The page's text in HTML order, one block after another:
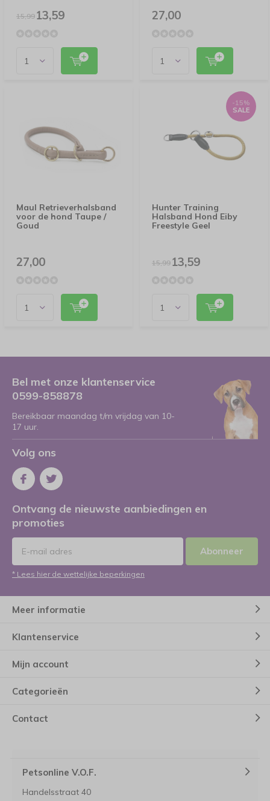
15,9913,59 27,00
Maul Retrieverhalsband
voor de hond Taupe /
Goud
27,00
Hunter Training
Halsband Hond Eiby
Freestyle Geel
-15%
SALE
15,9913,59
Bel met onze klantenservice
0599-858878
Bereikbaar maandag t/m vrijdag van 10-
17 uur.
Volg ons
Ontvang de nieuwste aanbiedingen en
promoties
Abonneer
* Lees hier de wettelijke beperkingen
Meer informatie
Klantenservice
Mijn account
Categorieën
Contact
Petsonline V.O.F.
Handelsstraat 40